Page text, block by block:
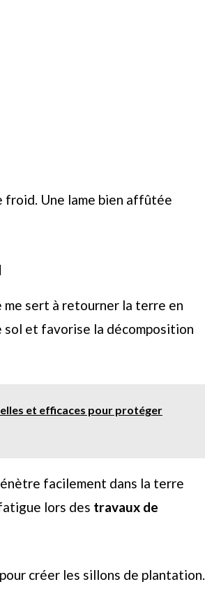
Une lame bien affûtée
me sert à retourner la terre en
sol et favorise la décomposition
et efficaces pour protéger
facilement dans la terre
lors des travaux de
créer les sillons de plantation.